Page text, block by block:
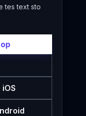
tes text sto